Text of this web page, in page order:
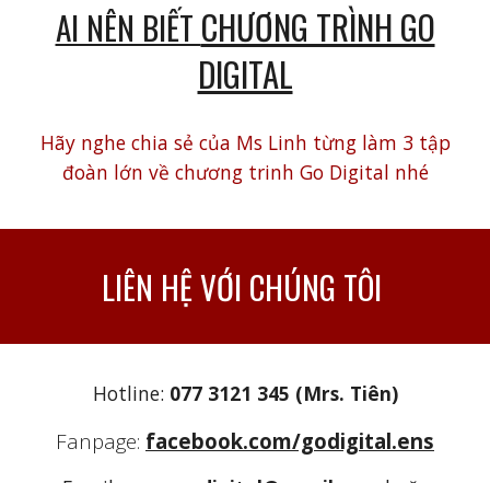
AI NÊN BIẾT CHƯƠNG TRÌNH GO
DIGITAL
Hãy nghe chia sẻ của Ms Linh từng làm 3 tập
đoàn lớn về chương trinh Go Digital nhé
LIÊN HỆ VỚI CHÚNG TÔI
Hotline: 077 3121 345 (Mrs. Tiên)
Fanpage: facebook.com/godigital.ens